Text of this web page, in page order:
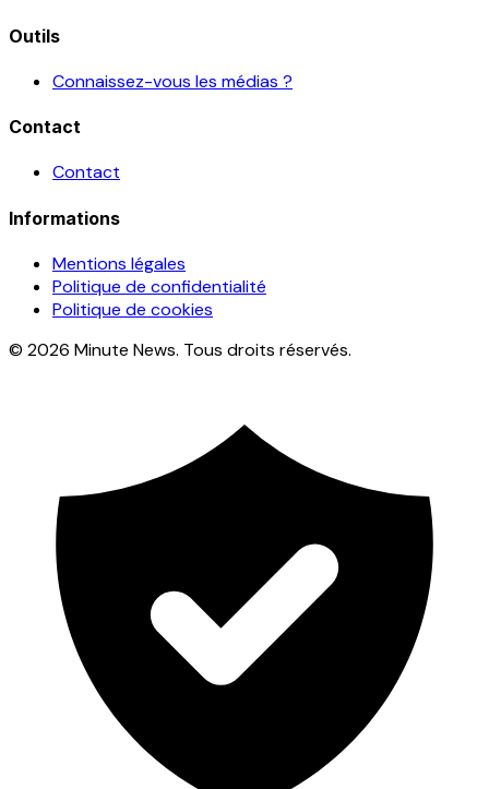
Outils
Connaissez-vous les médias ?
Contact
Contact
Informations
Mentions légales
Politique de confidentialité
Politique de cookies
© 2026 Minute News. Tous droits réservés.